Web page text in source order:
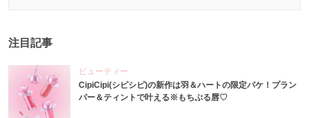
注目記事
ビューティー
CipiCipi(シピシピ)の新作は羽＆ハートの限定パケ！プラン
パー＆ティントで叶える※もちぷる唇♡